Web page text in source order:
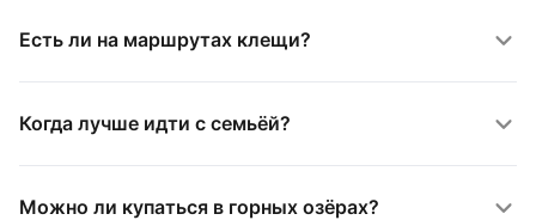
Есть ли на маршрутах клещи?
Когда лучше идти с семьёй?
Можно ли купаться в горных озёрах?